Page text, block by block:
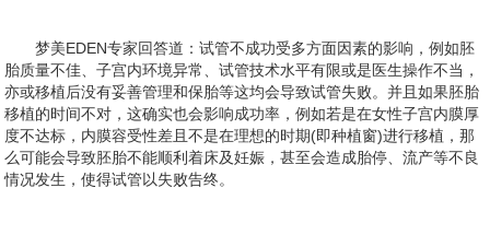
梦美EDEN专家回答道：试管不成功受多方面因素的影响，例如胚
胎质量不佳、子宫内环境异常、试管技术水平有限或是医生操作不当，
亦或移植后没有妥善管理和保胎等这均会导致试管失败。并且如果胚胎
移植的时间不对，这确实也会影响成功率，例如若是在女性子宫内膜厚
度不达标，内膜容受性差且不是在理想的时期(即种植窗)进行移植，那
么可能会导致胚胎不能顺利着床及妊娠，甚至会造成胎停、流产等不良
情况发生，使得试管以失败告终。